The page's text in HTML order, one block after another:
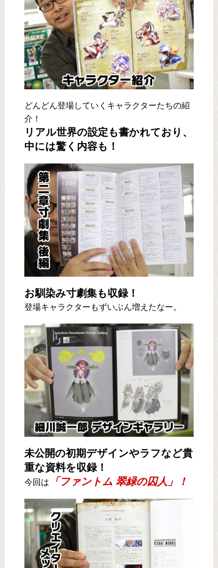
どんどん登場していくキャラクターたちの紹
介！
リアル世界の設定も書かれており、
中には驚く内容も！
お馴染み寸劇集も収録！
登場キャラクターもずいぶん増えたなー。
未公開の初期デザインやラフなど貴
重な資料を収録！
今回は 「ファントム 翠緑の囚人」！